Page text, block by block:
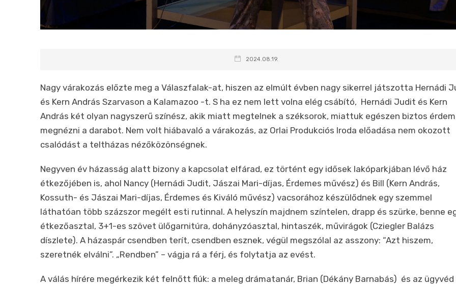
2024.08.19.
Nagy várakozás előzte meg a Válaszfalak-at, hiszen az elmúlt évben nagy sikerrel játszotta Hernádi
és Kern András Szarvason a Kalamazoo -t. S ha ez nem lett volna elég csábító, Hernádi Judit és Kern
András két olyan nagyszerű színész, akik miatt megtelnek a széksorok, miattuk egészen biztos
megnézni a darabot. Nem volt hiábavaló a várakozás, az Orlai Produkciós Iroda előadása nem okozott
csalódást a teltházas nézőközönségnek.
Negyven év házasság alatt bizony a kapcsolat elfárad, ez történt egy idősek lakóparkjában lévő ház
étkezőjében is, ahol Nancy (Hernádi Judit, Jászai Mari-díjas, Érdemes művész) és Bill (Kern András,
Kossuth- és Jászai Mari-díjas, Érdemes és Kiváló művész) vacsorához készülődnek egy szemmel
láthatóan több százszor megélt esti rutinnal. A helyszín majdnem színtelen, drapp és szürke, benne
étkezőasztal, 3+1-es szövet ülőgarnitúra, dohányzóasztal, hintaszék, művirágok (Cziegler Balázs
díszlete). A házaspár csendben terít, csendben esznek, végül megszólal az asszony: “Azt hiszem,
szeretnék elválni”. „Rendben” – vágja rá a férj, és folytatja az evést.
A válás hírére megérkezik két felnőtt fiúk: a meleg drámatanár, Brian (Dékány Barnabás) és az ügyvéd